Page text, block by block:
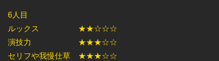
6人目
ルックス ★★☆☆☆
演技力 ★★★☆☆
セリフや我慢仕草 ★★★☆☆